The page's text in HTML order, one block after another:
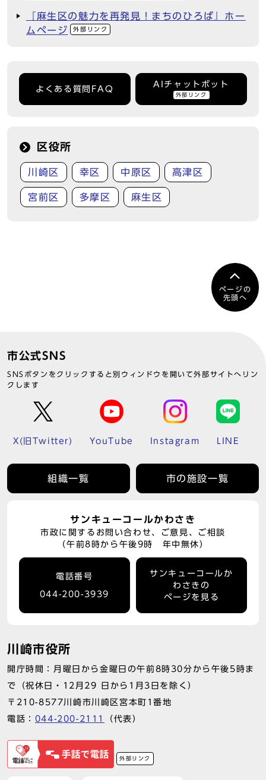
『麻生区の魅力を再発見！まちのひろば』ホー
ムページ
外部リンク
よくある質問FAQ
AIチャットボット
外部リンク
区役所
川崎区 幸区 中原区 高津区
宮前区 多摩区 麻生区
ページの
先頭へ
市公式SNS
SNSボタンをクリックすると別ウィンドウを開いて外部サイトへリン
クします
X(旧Twitter) YouTube Instagram LINE
組織一覧 市の施設一覧
サンキューコールかわさき
市政に関するお問い合わせ、ご意見、ご相談
（午前8時から午後9時 年中無休）
電話番号
044-200-3939
サンキューコールか
わさきの
ページを見る
川崎市役所
開庁時間：月曜日から金曜日の午前8時30分から午後5時ま
で（祝休日・12月29 日から1月3日を除く）
〒210-8577川崎市川崎区宮本町1番地
電話： 044-200-2111 （代表）
外部リンク